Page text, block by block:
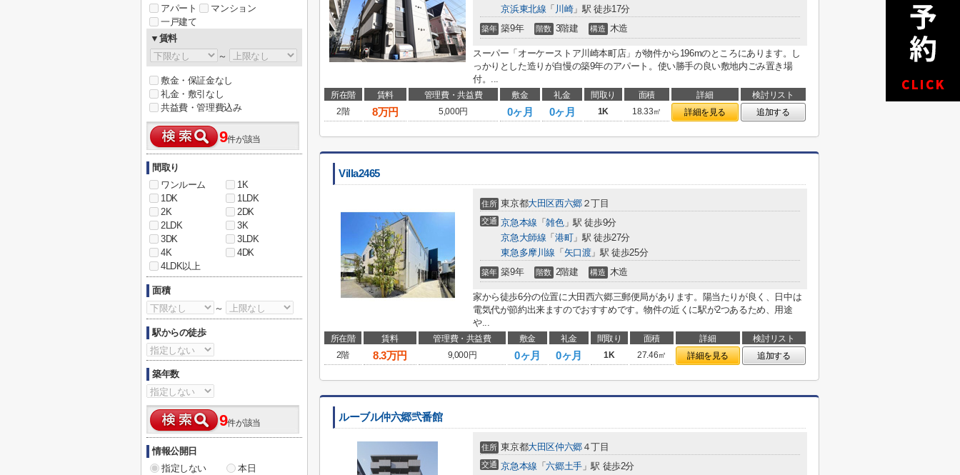
京浜東北線 「 川崎」駅 徒歩17分
築年 築9年 階数 3階建 構造 木造
スーパー「オーケーストア川崎本町店」が物件から196mのところにあります。し
っかりとした造りが自慢の築9年のアパート。使い勝手の良い敷地内ごみ置き場
付。...
所在階 賃料 管理費・共益費 敷金 礼金 間取り 面積 詳細
検討リスト
2階
8万円 5,000円 0ヶ月 0ヶ月 1K 18.33㎡ 詳細を見る 追加する
Villa2465
住所 東京都大田区西六郷２丁目
交通 京急本線 「雑色」駅 徒歩9分
京急大師線 「 港町」駅 徒歩27分
東急多摩川線 「 矢口渡」駅 徒歩25分
築年 築9年 階数 2階建 構造 木造
家から徒歩6分の位置に大田西六郷三郵便局があります。陽当たりが良く、日中は
電気代が節約出来ますのでおすすめです。物件の近くに駅が2つあるため、用途
や...
所在階 賃料 管理費・共益費 敷金 礼金 間取り 面積 詳細
検討リスト
2階
8.3万円 9,000円 0ヶ月 0ヶ月 1K 27.46㎡ 詳細を見る 追加する
ルーブル仲六郷弐番館
住所 東京都大田区仲六郷４丁目
交通 京急本線 「六郷土手」駅 徒歩2分
アパート
マンション
一戸建て
▼賃料
～
敷金・保証金なし
礼金・敷引なし
共益費・管理費込み
9件が該当
間取り
ワンルーム
1K
1DK
1LDK
2K
2DK
2LDK
3K
3DK
3LDK
4K
4DK
4LDK以上
面積
～
駅からの徒歩
築年数
9件が該当
情報公開日
指定しない
本日